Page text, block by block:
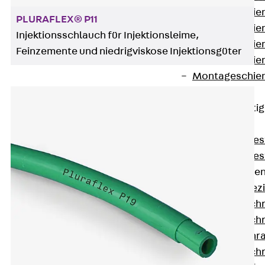
PLURAFLEX® P11
Injektionsschlauch für Injektionsleime,
Feinzemente und niedrigviskose Injektionsgüter